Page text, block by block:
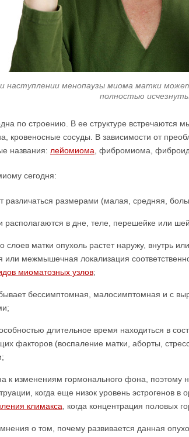
наступлении менопаузы миома матки
полностью исчезнуть.
по строению. В ее структуре встречаются
кровеносные сосуды. В зависимости от
названия: лейомиома , фибромиома,
сегодня:
размерами (малая, средняя,
располагаются в дне, теле, перешейке или
слоев матки опухоль растет наружу, внутрь
или межмышечная локализация
миоматозных узлов;
бессимптомная, малосимптомная и с
длительное время находиться в
факторов (воспаление матки, аборты,
к изменениям гормонального фона, поэтому
когда еще низок уровень эстрогенов в
климакса , когда концентрация половых
о том, почему развивается данная